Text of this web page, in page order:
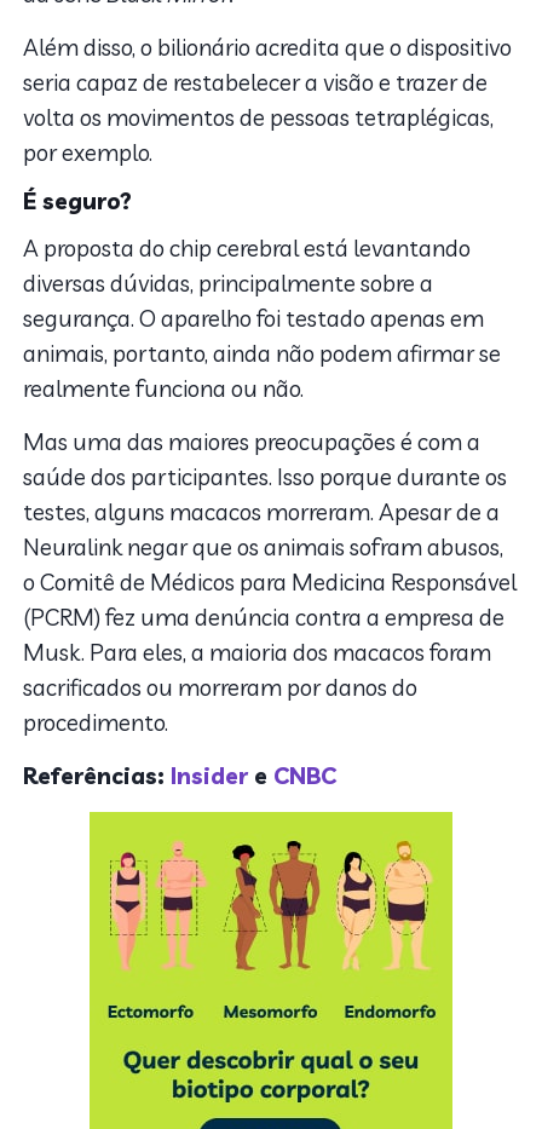
Além disso, o bilionário acredita que o dispositivo
seria capaz de restabelecer a visão e trazer de
volta os movimentos de pessoas tetraplégicas,
por exemplo.
É seguro?
A proposta do chip cerebral está levantando
diversas dúvidas, principalmente sobre a
segurança. O aparelho foi testado apenas em
animais, portanto, ainda não podem afirmar se
realmente funciona ou não.
Mas uma das maiores preocupações é com a
saúde dos participantes. Isso porque durante os
testes, alguns macacos morreram. Apesar de a
Neuralink negar que os animais sofram abusos,
o Comitê de Médicos para Medicina Responsável
(PCRM) fez uma denúncia contra a empresa de
Musk. Para eles, a maioria dos macacos foram
sacrificados ou morreram por danos do
procedimento.
Referências: Insider e CNBC